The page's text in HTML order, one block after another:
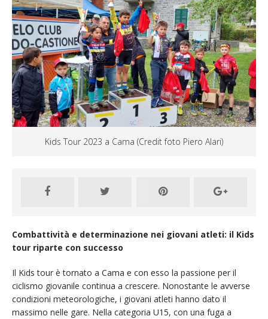
Kids Tour 2023 a Cama (Credit foto Piero Alari)
Combattività e determinazione nei giovani atleti: il Kids
tour riparte con successo
Il Kids tour è tornato a Cama e con esso la passione per il
ciclismo giovanile continua a crescere. Nonostante le avverse
condizioni meteorologiche, i giovani atleti hanno dato il
massimo nelle gare. Nella categoria U15, con una fuga a